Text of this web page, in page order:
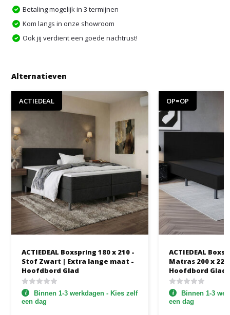
Betaling mogelijk in 3 termijnen
Kom langs in onze showroom
Ook jij verdient een goede nachtrust!
Alternatieven
ACTIEDEAL
ACTIEDEAL Boxspring 180 x 210 -
Stof Zwart | Extra lange maat -
Hoofdbord Glad
Binnen 1-3 werkdagen - Kies zelf
een dag
OP=OP
ACTIEDEAL
Matras 200 x
Hoofdbord Glad
Binnen 1-3
een dag